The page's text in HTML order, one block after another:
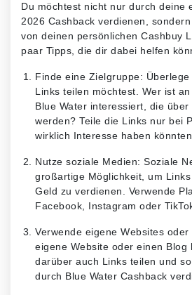
Du möchtest nicht nur durch deine
2026 Cashback verdienen,
von deinen persönlichen Cashbuy
paar Tipps, die dir dabei helfen
Finde eine Zielgruppe:
Links teilen möchtest. Wer ist
Blue Water interessiert, die
werden? Teile die Links nur bei
wirklich Interesse haben könnten.
Nutze soziale Medien: Soziale
großartige Möglichkeit, um
Geld zu verdienen. Verwende
Facebook, Instagram oder
Verwende eigene Websites
eigene Website oder einen Blog
darüber auch Links teilen und
durch Blue Water Cashback